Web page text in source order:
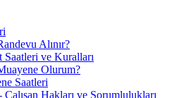
Alınır?
Saatleri ve Kuralları
Olurum?
Saatleri
Çalışan Hakları ve Sorumlulukları